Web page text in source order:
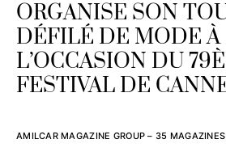
ORGANISE SON
DÉFILÉ DE MODE À
L’OCCASION DU
FESTIVAL DE
AMILCAR MAGAZINE GROUP – 35 MAGAZINES